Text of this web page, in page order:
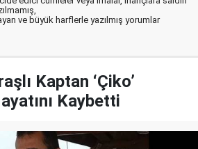
ve büyük harflerle yazılmış yorumlar
Kaptan ‘Çiko’
Kaybetti